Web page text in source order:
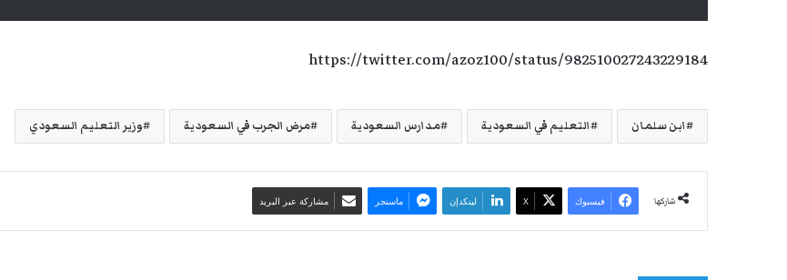
https://twitter.com/azoz100/status/982510027243229184
ابن سلمان التعليم في السعودية مدارس السعودية مرض الجرب في السعودية وزير التعليم السعودي
شاركها فيسبوك ‫X لينكدإن ماسنجر مشاركة عبر البريد